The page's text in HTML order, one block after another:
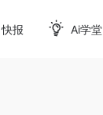
快报 Ai学堂